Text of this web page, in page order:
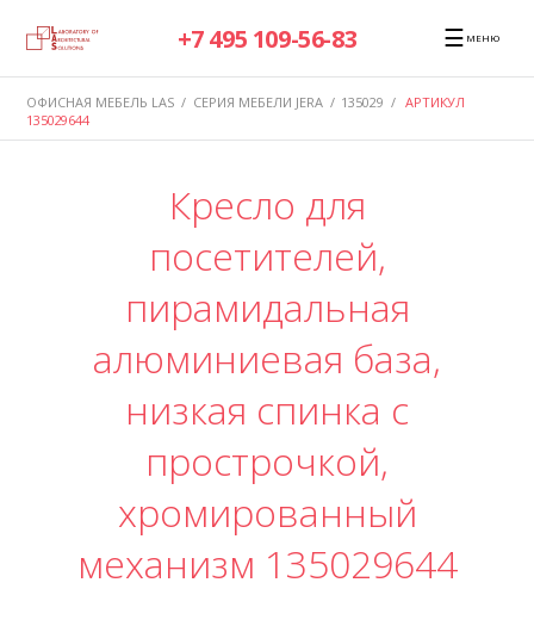
+7 495 109-56-83 ☰ МЕНЮ
ОФИСНАЯ МЕБЕЛЬ LAS / СЕРИЯ МЕБЕЛИ JERA / 135029 / АРТИКУЛ
135029644
Кресло для
посетителей,
пирамидальная
алюминиевая база,
низкая спинка с
прострочкой,
хромированный
механизм 135029644